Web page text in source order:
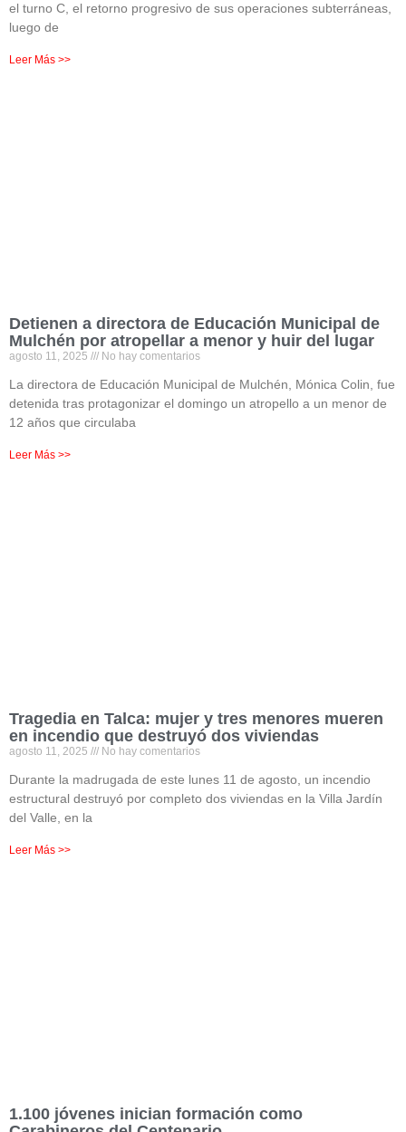
el turno C, el retorno progresivo de sus operaciones subterráneas,
luego de
Leer Más >>
Detienen a directora de Educación Municipal de
Mulchén por atropellar a menor y huir del lugar
agosto 11, 2025 No hay comentarios
La directora de Educación Municipal de Mulchén, Mónica Colin, fue
detenida tras protagonizar el domingo un atropello a un menor de
12 años que circulaba
Leer Más >>
Tragedia en Talca: mujer y tres menores mueren
en incendio que destruyó dos viviendas
agosto 11, 2025 No hay comentarios
Durante la madrugada de este lunes 11 de agosto, un incendio
estructural destruyó por completo dos viviendas en la Villa Jardín
del Valle, en la
Leer Más >>
1.100 jóvenes inician formación como